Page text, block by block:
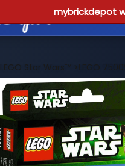
mybrickdepot
LEGO Star Wars™>LEGO